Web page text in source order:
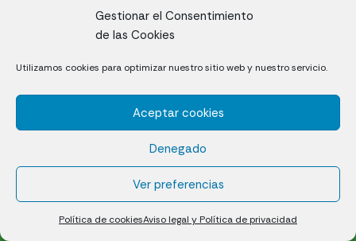
Gestionar el Consentimiento
de las Cookies
Utilizamos cookies para optimizar nuestro sitio web y nuestro servicio.
Aceptar cookies
Denegado
Ver preferencias
Política de cookiesAviso legal y Política de privacidad
Cáceres
Césped natural en tepes
Política de cookies (UE)
Aviso legal y Política de privacidad
¿Quiénes somos?
Contacto